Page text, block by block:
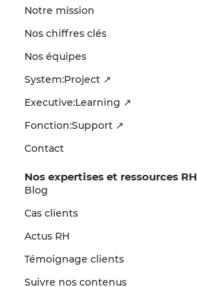
Nos expertises et ressources RH
Blog
Cas clients
Actus RH
Témoignage clients
Suivre nos contenus
Notre mission
Nos chiffres clés
Nos équipes
System:Project ↗
Executive:Learning ↗
Fonction:Support ↗
Contact